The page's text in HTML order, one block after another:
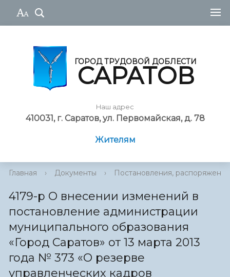
ГОРОД ТРУДОВОЙ ДОБЛЕСТИ
САРАТОВ
Наш адрес
410031, г. Саратов, ул. Первомайская, д. 78
Жителям
Главная › Документы › Постановления, распоряжения
4179-р О внесении изменений в
постановление администрации
муниципального образования
«Город Саратов» от 13 марта 2013
года № 373 «О резерве
управленческих кадров